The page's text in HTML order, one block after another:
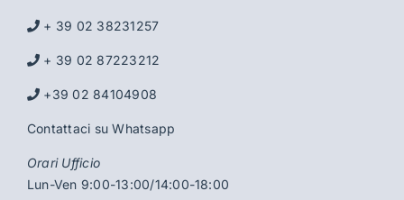
+ 39 02 38231257
+ 39 02 87223212
+39 02 84104908
Contattaci su Whatsapp
Orari Ufficio
Lun-Ven 9:00-13:00/14:00-18:00